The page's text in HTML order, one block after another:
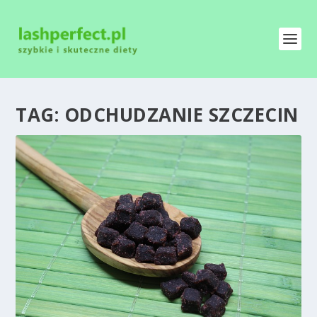
TAG: ODCHUDZANIE SZCZECIN